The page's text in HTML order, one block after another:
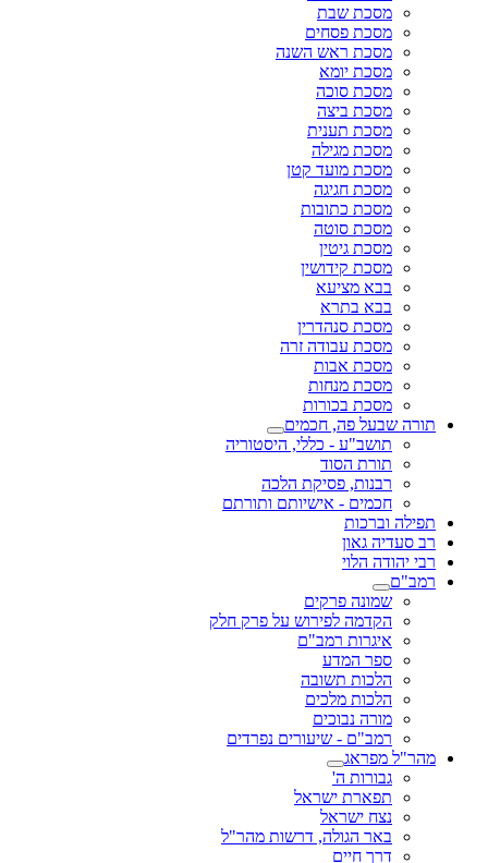
מסכת שבת
מסכת פסחים
מסכת ראש השנה
מסכת יומא
מסכת סוכה
מסכת ביצה
מסכת תענית
מסכת מגילה
מסכת מועד קטן
מסכת חגיגה
מסכת כתובות
מסכת סוטה
מסכת גיטין
מסכת קידושין
בבא מציעא
בבא בתרא
מסכת סנהדרין
מסכת עבודה זרה
מסכת אבות
מסכת מנחות
מסכת בכורות
תורה שבעל פה, חכמים
תושב"ע - כללי, היסטוריה
תורת הסוד
רבנות, פסיקת הלכה
חכמים - אישיותם ותורתם
תפילה וברכות
רב סעדיה גאון
רבי יהודה הלוי
רמב"ם
שמונה פרקים
הקדמה לפירוש על פרק חלק
איגרות רמב"ם
ספר המדע
הלכות תשובה
הלכות מלכים
מורה נבוכים
רמב"ם - שיעורים נפרדים
מהר"ל מפראג
גבורות ה'
תפארת ישראל
נצח ישראל
באר הגולה, דרשות מהר"ל
דרך חיים